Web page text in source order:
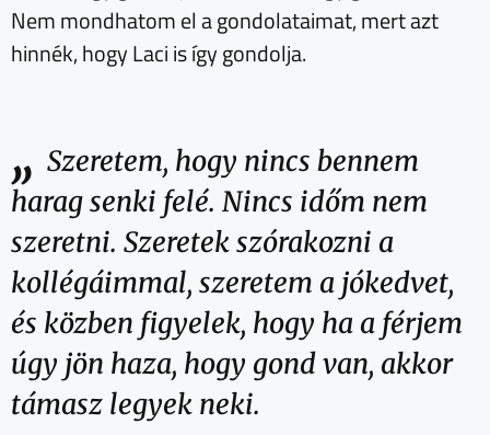
Nem mondhatom el a gondolataimat, mert azt
hinnék, hogy Laci is így gondolja.
„ Szeretem, hogy nincs bennem
harag senki felé. Nincs időm nem
szeretni. Szeretek szórakozni a
kollégáimmal, szeretem a jókedvet,
és közben figyelek, hogy ha a férjem
úgy jön haza, hogy gond van, akkor
támasz legyek neki.